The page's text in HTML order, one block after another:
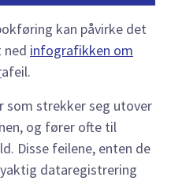
kan påvirke det
infografikken om
afeil.
som strekker seg utover
og fører ofte til
Disse feilene, enten de
dataregistrering